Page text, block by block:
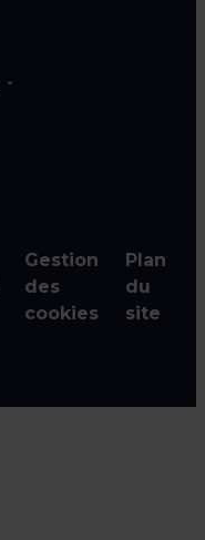
Gestion
des
cookies
Plan
du
site